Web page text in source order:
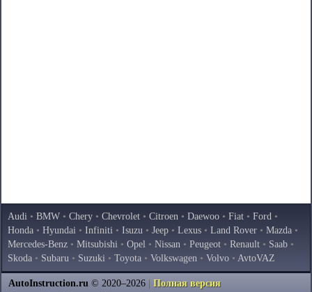
Audi • BMW • Chery • Chevrolet • Citroen • Daewoo • Fiat • Ford •
Honda • Hyundai • Infiniti • Isuzu • Jeep • Lexus • Land Rover • Mazda •
Mercedes-Benz • Mitsubishi • Opel • Nissan • Peugeot • Renault • Saab •
Skoda • Subaru • Suzuki • Toyota • Volkswagen • Volvo • AvtoVAZ
AutoInstruction.ru © 2020–2026
Полная версия